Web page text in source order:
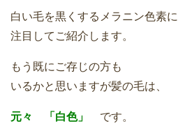
白い毛を黒くするメラニン色素に
注目してご紹介します。
もう既にご存じの方も
いるかと思いますが髪の毛は、
元々 「白色」 です。